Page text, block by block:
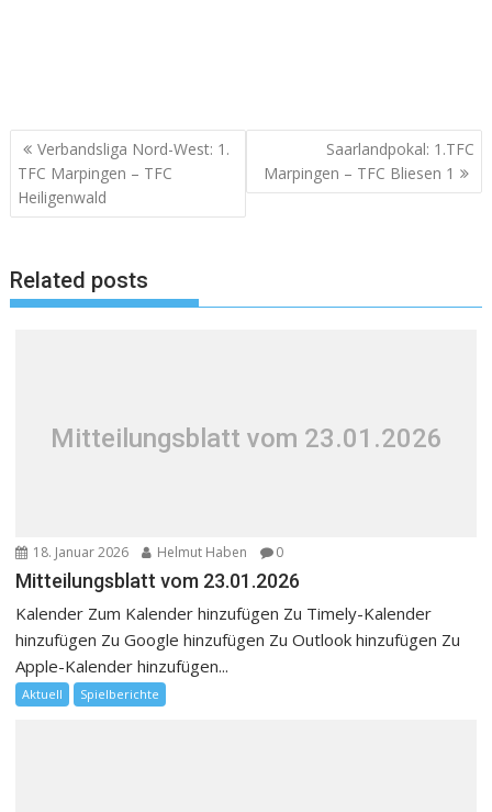
Beitragsnavigation
Verbandsliga Nord-West: 1.
TFC Marpingen – TFC
Heiligenwald
Saarlandpokal: 1.TFC
Marpingen – TFC Bliesen 1
Related posts
Mitteilungsblatt vom 23.01.2026
18. Januar 2026 Helmut Haben 0
Mitteilungsblatt vom 23.01.2026
Kalender Zum Kalender hinzufügen Zu Timely-Kalender
hinzufügen Zu Google hinzufügen Zu Outlook hinzufügen Zu
Apple-Kalender hinzufügen...
Aktuell Spielberichte